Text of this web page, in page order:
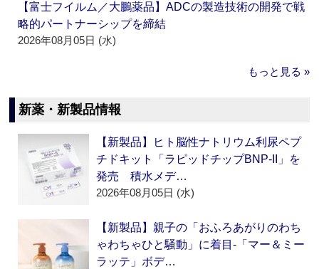
【富士フイルム／大鵬薬品】ADCの製造技術の開発で戦
略的パートナーシップを締結
2026年08月05日 (水)
もっと見る »
新薬・新製品情報
【新製品】ヒト脳性ナトリウム利尿ペプ
チドキット「ラピッドチップBNP-II」を
発売 積水メデ…
2026年08月05日 (水)
【新製品】親子の「おふろあがりのわち
ゃわちゃひと騒動」に着目‐「マー＆ミー
ラッテ」ボデ…